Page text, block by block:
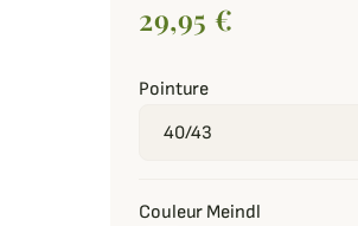
29,95 €
Pointure
Couleur Meindl